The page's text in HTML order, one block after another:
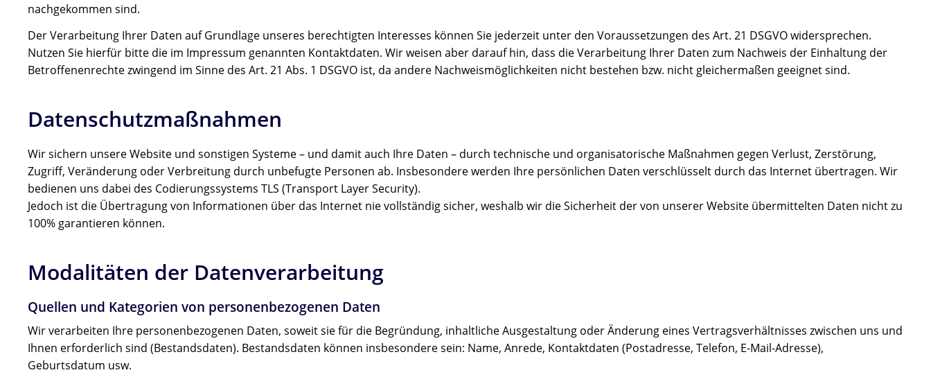
nachgekommen sind.
Der Verarbeitung Ihrer Daten auf Grundlage unseres berechtigten Interesses können Sie jederzeit unter den Voraussetzungen des Art. 21 DSGVO widersprechen.
Nutzen Sie hierfür bitte die im Impressum genannten Kontaktdaten. Wir weisen aber darauf hin, dass die Verarbeitung Ihrer Daten zum Nachweis der Einhaltung der
Betroffenenrechte zwingend im Sinne des Art. 21 Abs. 1 DSGVO ist, da andere Nachweismöglichkeiten nicht bestehen bzw. nicht gleichermaßen geeignet sind.
Datenschutzmaßnahmen
Wir sichern unsere Website und sonstigen Systeme – und damit auch Ihre Daten – durch technische und organisatorische Maßnahmen gegen Verlust, Zerstörung,
Zugriff, Veränderung oder Verbreitung durch unbefugte Personen ab. Insbesondere werden Ihre persönlichen Daten verschlüsselt durch das Internet übertragen. Wir
bedienen uns dabei des Codierungssystems TLS (Transport Layer Security).
Jedoch ist die Übertragung von Informationen über das Internet nie vollständig sicher, weshalb wir die Sicherheit der von unserer Website übermittelten Daten nicht zu
100% garantieren können.
Modalitäten der Datenverarbeitung
Quellen und Kategorien von personenbezogenen Daten
Wir verarbeiten Ihre personenbezogenen Daten, soweit sie für die Begründung, inhaltliche Ausgestaltung oder Änderung eines Vertragsverhältnisses zwischen uns und
Ihnen erforderlich sind (Bestandsdaten). Bestandsdaten können insbesondere sein: Name, Anrede, Kontaktdaten (Postadresse, Telefon, E-Mail-Adresse),
Geburtsdatum usw.